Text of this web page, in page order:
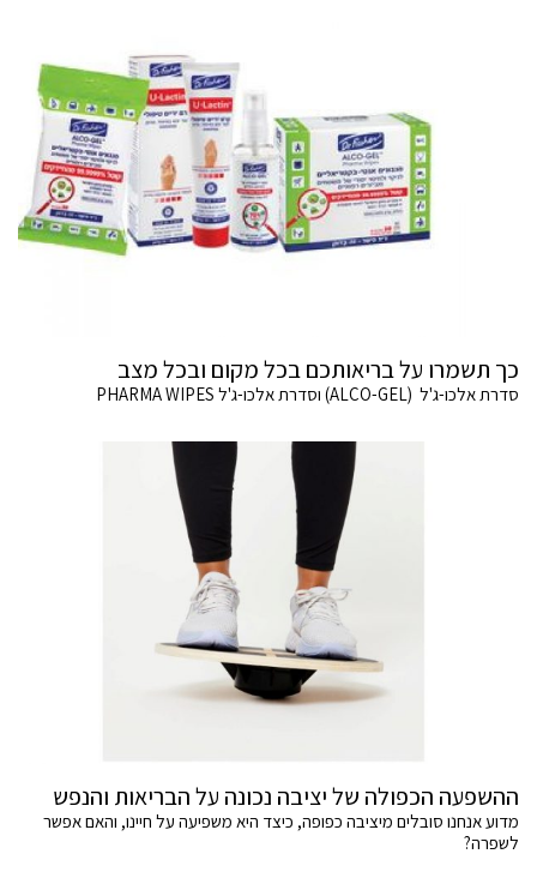
כך תשמרו על בריאותכם בכל מקום ובכל מצב
סדרת אלכו-ג'ל (ALCO-GEL) וסדרת אלכו-ג'ל PHARMA WIPES
ההשפעה הכפולה של יציבה נכונה על הבריאות והנפש
מדוע אנחנו סובלים מיציבה כפופה, כיצד היא משפיעה על חיינו, והאם אפשר
לשפרה?